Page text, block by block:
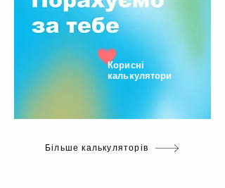
Корисні
калькулятори
Більше калькуляторів